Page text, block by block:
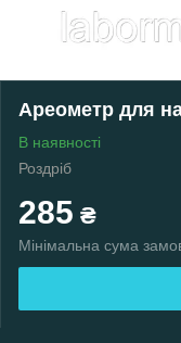
Ареометр для
В наявності
Роздріб
285 ₴
Мінімальна сума